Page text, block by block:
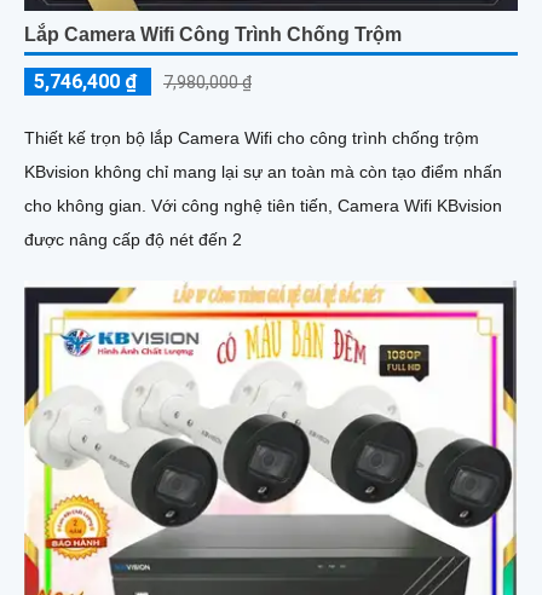
Lắp Camera Wifi Công Trình Chống Trộm
5,746,400 ₫ 7,980,000 ₫
Thiết kế trọn bộ lắp Camera Wifi cho công trình chống trộm
KBvision không chỉ mang lại sự an toàn mà còn tạo điểm nhấn
cho không gian. Với công nghệ tiên tiến, Camera Wifi KBvision
được nâng cấp độ nét đến 2